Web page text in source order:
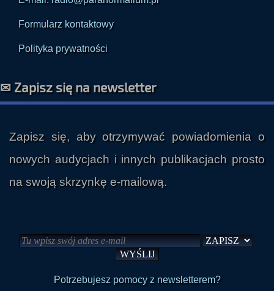
E-mail: radio@paranormalium.pl
Formularz kontaktowy
Polityka prywatności
✉ Zapisz się na newsletter
Zapisz się, aby otrzymywać powiadomienia o
nowych audycjach i innych publikacjach prosto
na swoją skrzynkę e-mailową.
Potrzebujesz pomocy z newsletterem?